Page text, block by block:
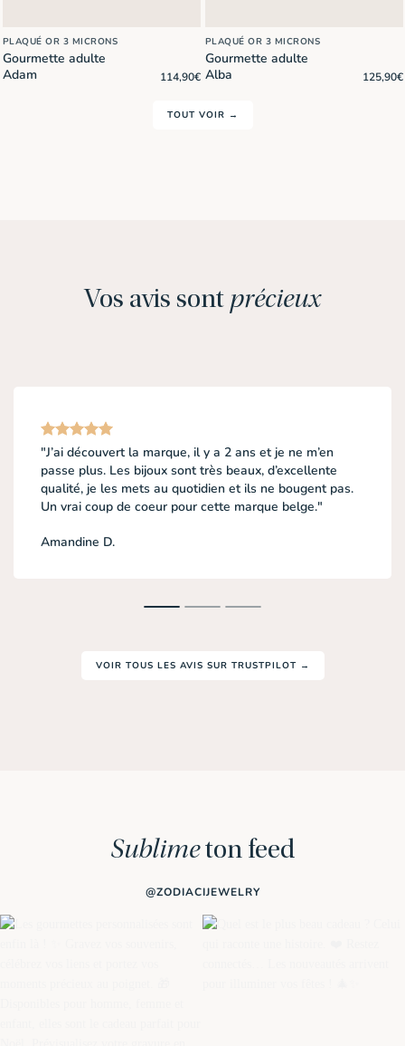
PLAQUÉ OR 3 MICRONS
Gourmette adulte
Adam
114,90€
PLAQUÉ OR 3 MICRONS
Gourmette adulte
Alba
125,90€
TOUT VOIR →
Vos avis sont précieux
"J’ai découvert la marque, il y a 2 ans et je ne m’en
passe plus. Les bijoux sont très beaux, d’excellente
qualité, je les mets au quotidien et ils ne bougent pas.
Un vrai coup de coeur pour cette marque belge."
Amandine D.
VOIR TOUS LES AVIS SUR TRUSTPILOT →
Sublimeton feed
@ZODIACIJEWELRY